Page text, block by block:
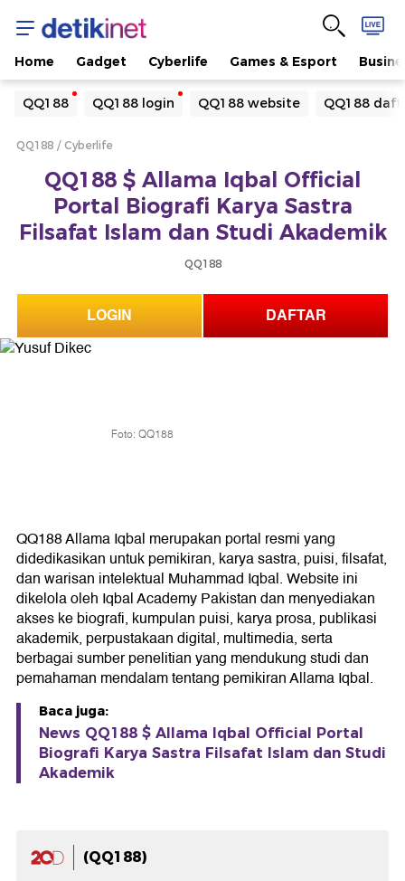
Home Gadget Cyberlife Games & Esport
QQ188 QQ188 login QQ188 website QQ188
Yang sedang ramai dicari
Loading...
Loading...
QQ188 Cyberlife
QQ188 $ Allama Iqbal Official
Portal Biografi Karya Sastra
Filsafat Islam dan Studi Akademik
QQ188
LOGIN DAFTAR
Foto: QQ188
QQ188 Allama Iqbal merupakan portal resmi yang
didedikasikan untuk pemikiran, karya sastra, puisi, filsafat,
dan warisan intelektual Muhammad Iqbal. Website ini
dikelola oleh Iqbal Academy Pakistan dan menyediakan
akses ke biografi, kumpulan puisi, karya prosa, publikasi
akademik, perpustakaan digital, multimedia, serta
berbagai sumber penelitian yang mendukung studi dan
pemahaman mendalam tentang pemikiran Allama Iqbal.
Baca juga:
News QQ188 $ Allama Iqbal Official Portal
Biografi Karya Sastra Filsafat Islam dan Studi
Akademik
(QQ188)